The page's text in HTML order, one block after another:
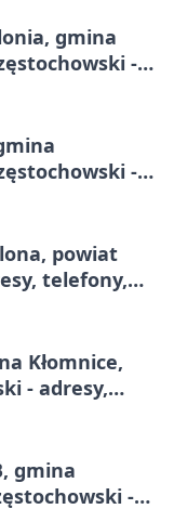
gmina
-
-
powiat
telefony,
Kłomnice,
- adresy,
gmina
-